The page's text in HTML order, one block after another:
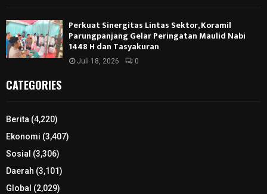
Perkuat Sinergitas Lintas Sektor, Koramil
Parungpanjang Gelar Peringatan Maulid Nabi
1448 H dan Tasyakuran
Juli 18, 2026 0
CATEGORIES
Berita (4,220)
Ekonomi (3,407)
Sosial (3,306)
Daerah (3,101)
Global (2,029)